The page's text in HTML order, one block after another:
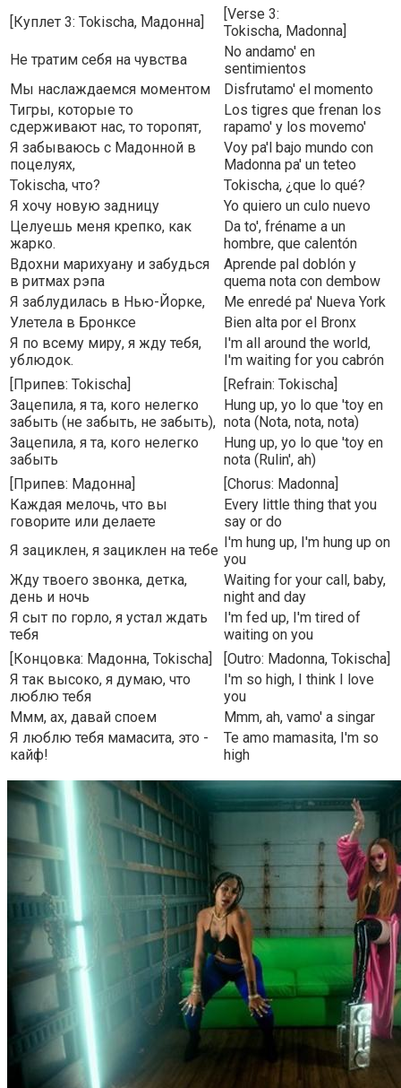
[Куплет 3: Tokischa, Мадонна]
[Verse 3:
Tokischa, Madonna]
Не тратим себя на чувства
No andamo' en
sentimientos
Мы наслаждаемся моментом
Disfrutamo' el momento
Тигры, которые то
сдерживают нас, то торопят,
Los tigres que frenan los
rapamo' y los movemo'
Я забываюсь с Мадонной в
поцелуях,
Voy pa'l bajo mundo con
Madonna pa' un teteo
Tokischa, что?
Tokischa, ¿que lo qué?
Я хочу новую задницу
Yo quiero un culo nuevo
Целуешь меня крепко, как
жарко.
Da to', fréname a un
hombre, que calentón
Вдохни марихуану и забудься
в ритмах рэпа
Aprende pal doblón y
quema nota con dembow
Я заблудилась в Нью-Йорке,
Me enredé pa' Nueva York
Улетела в Бронксе
Bien alta por el Bronx
Я по всему миру, я жду тебя,
ублюдок.
I'm all around the world,
I'm waiting for you cabrón
[Припев: Tokischa]
[Refrain: Tokischa]
Зацепила, я та, кого нелегко
забыть (не забыть, не забыть),
Hung up, yo lo que 'toy en
nota (Nota, nota, nota)
Зацепила, я та, кого нелегко
забыть
Hung up, yo lo que 'toy en
nota (Rulin', ah)
[Припев: Мадонна]
[Chorus: Madonna]
Каждая мелочь, что вы
говорите или делаете
Every little thing that you
say or do
Я зациклен, я зациклен на тебе I'm hung up, I'm hung up on
you
Жду твоего звонка, детка,
день и ночь
Waiting for your call, baby,
night and day
Я сыт по горло, я устал ждать
тебя
I'm fed up, I'm tired of
waiting on you
[Концовка: Мадонна, Tokischa]
[Outro: Madonna, Tokischa]
Я так высоко, я думаю, что
люблю тебя
I'm so high, I think I love
you
Ммм, ах, давай споем
Mmm, ah, vamo' a singar
Я люблю тебя мамасита, это -
кайф!
Te amo mamasita, I'm so
high